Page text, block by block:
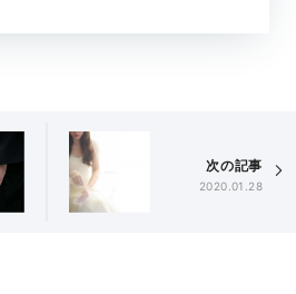
次の記事
2020.01.28